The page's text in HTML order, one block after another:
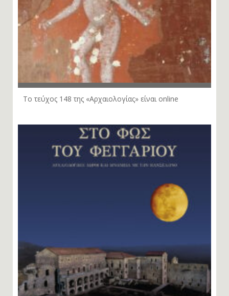
Το τεύχος 148 της «Αρχαιολογίας» είναι online